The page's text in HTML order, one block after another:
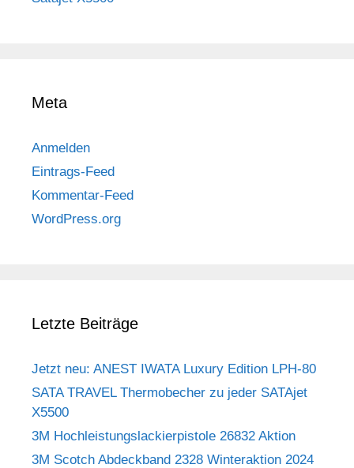
Meta
Anmelden
Eintrags-Feed
Kommentar-Feed
WordPress.org
Letzte Beiträge
Jetzt neu: ANEST IWATA Luxury Edition LPH-80
SATA TRAVEL Thermobecher zu jeder SATAjet
X5500
3M Hochleistungslackierpistole 26832 Aktion
3M Scotch Abdeckband 2328 Winteraktion 2024